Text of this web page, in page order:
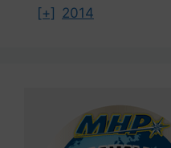
[+] 2014